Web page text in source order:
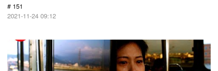
# 151
2021-11-24 09:12